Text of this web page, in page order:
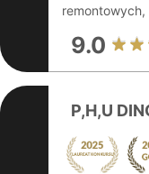
remontowych,
9.0
P,H,U